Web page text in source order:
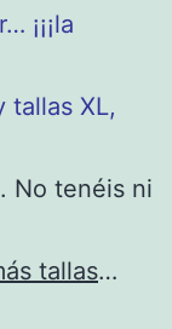
¡¡¡la
tallas XL,
No tenéis ni
tallas…